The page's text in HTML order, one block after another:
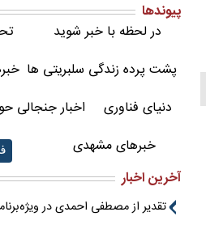
پیوندها
در لحظه با خبر شوید
پشت پرده زندگی سلبریتی ها
دنیای فناوری
اخبار جنجالی
خبرهای مشهدی
آخرین اخبار
تقدیر از مصطفی احمدی در